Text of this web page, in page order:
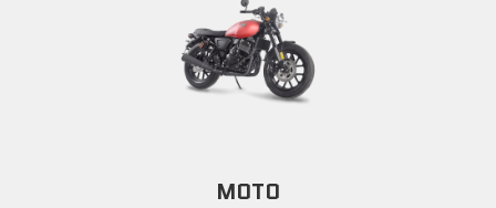
MOTO